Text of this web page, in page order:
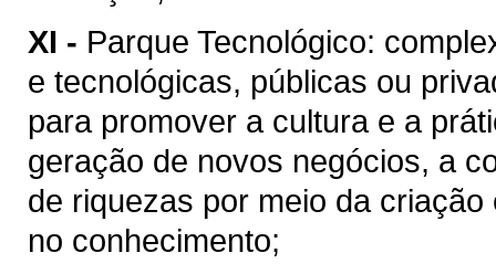
XI - Parque Tecnológico:
e tecnológicas, públicas ou
para promover a cultura e a
geração de novos negócios, a
de riquezas por meio da
no conhecimento;